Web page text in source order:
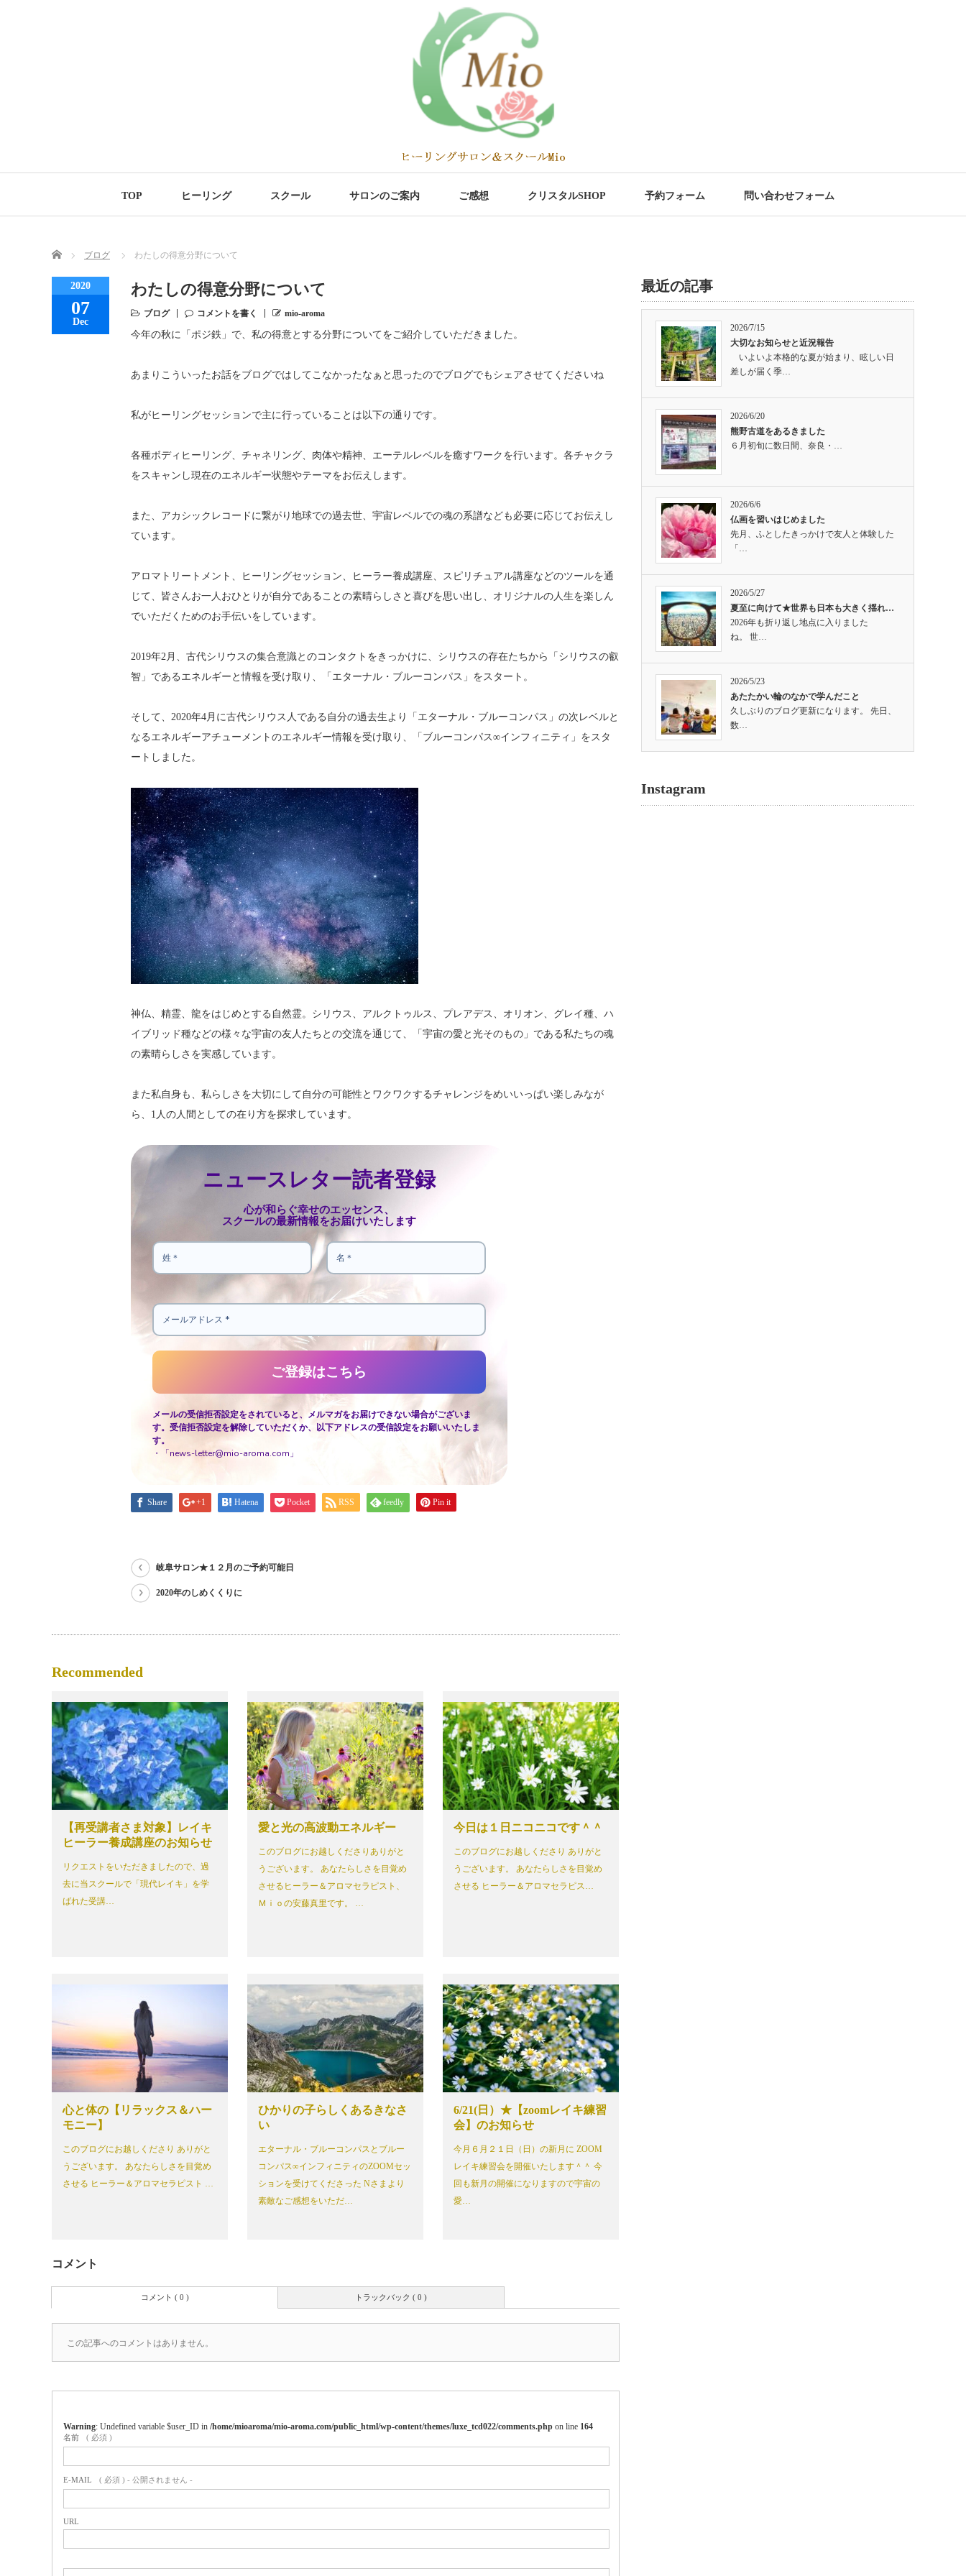
TOP ヒーリング スクール サロンのご案内 ご感想 クリスタルSHOP 予約フォーム 問い合わせフォーム
Home ブログ わたしの得意分野について
2020
07
Dec
わたしの得意分野について
ブログ コメントを書く mio-aroma
今年の秋に「ポジ鉄」で、私の得意とする分野についてをご紹介していただきました。
あまりこういったお話をブログではしてこなかったなぁと思ったのでブログでもシェアさせてくださいね
私がヒーリングセッションで主に行っていることは以下の通りです。
各種ボディヒーリング、チャネリング、肉体や精神、 エーテルレベルを癒すワークを行います。各チャクラ
をスキャンし現在のエネルギー状態やテーマをお伝えし ます。
また、アカシックレコードに繋がり地球での過去世、 宇宙レベルでの魂の系譜なども必要に応じてお伝えし
ています。
アロマトリートメント、ヒーリングセッション、
ヒーラー養成講座、スピリチュアル講座などのツールを通
じて、皆さんお一人おひとりが自分であることの素晴らしさと喜びを思い出し、オリジナルの人生を楽しん
でいただくためのお手伝いをしています。
2019年2月、 古代シリウスの集合意識とのコンタクトをきっかけに、 シリウスの存在たちから「シリウスの叡
智」であるエネルギーと情報を受け取り、「 エターナル・ブルーコンパス」をスタート。
そして、 2020年4月に古代シリウス人である自分の過去生より「 エターナル・ブルーコンパス」の次レベルと
なるエネルギーアチューメントのエネルギー情報を受け取り、「ブルーコンパス∞インフィニティ」をスタ
ートしました。
神仏、精霊、龍をはじめとする自然霊。シリウス、 アルクトゥルス、プレアデス、オリオン、グレイ種、ハ
イブリッド種などの様々な宇宙の友人たちとの交流を通じて、「宇宙の愛と光そのもの」 である私たちの魂
の素晴らしさを実感しています。
また私自身も、 私らしさを大切にして自分の可能性とワクワクするチャレンジをめいいっぱい楽しみなが
ら、 1人の人間としての在り方を探求しています。
ニュースレター読者登録
心が和らぐ幸せのエッセンス、
スクールの最新情報をお届けいたします
メールの受信拒否設定をされていると、メルマガをお届けできない場合がございま
す。受信拒否設定を解除していただくか、以下アドレスの受信設定をお願いいたしま
す。
・「news-letter@mio-aroma.com」
Share +1 Hatena Pocket RSS feedly Pin it
岐阜サロン★１２月のご予約可能日
2020年のしめくくりに
Recommended
【再受講者さま対象】レイキ
ヒーラー養成講座のお知らせ
リクエストをいただきましたので、過
去に当スクールで「現代レイキ」を学
ばれた受講…
愛と光の高波動エネルギー
このブログにお越しくださりありがと
うございます。 あなたらしさを目覚め
させるヒーラー＆アロマセラピスト、
Ｍｉｏの安藤真里です。 …
今日は１日ニコニコです＾＾
このブログにお越しくださり ありがと
うございます。 あなたらしさを目覚め
させる ヒーラー＆アロマセラピス…
心と体の【リラックス＆ハー
モニー】
このブログにお越しくださり ありがと
うございます。 あなたらしさを目覚め
させる ヒーラー＆アロマセラピスト …
ひかりの子らしくあるきなさ
い
エターナル・ブルーコンパスとブルー
コンパス∞インフィニティのZOOMセッ
ションを受けてくださった Nさまより
素敵なご感想をいただ…
6/21(日）★【zoomレイキ練習
会】のお知らせ
今月６月２１日（日）の新月に ZOOM
レイキ練習会を開催いたします＾＾ 今
回も新月の開催になりますので宇宙の
愛…
コメント
トラックバック ( 0 )
コメント ( 0 )
この記事へのコメントはありません。
Warning : Undefined variable $user_ID in /home/mioaroma/mio-aroma.com/public_html/wp-content/themes/luxe_tcd022/comments.php on line 164
名前 ( 必須 )
E-MAIL ( 必須 ) - 公開されません -
URL
最近の記事
2026/7/15
大切なお知らせと近況報告
いよいよ本格的な夏が始まり、眩しい日
差しが届く季…
2026/6/20
熊野古道をあるきました
６月初旬に数日間、奈良・…
2026/6/6
仏画を習いはじめました
先月、ふとしたきっかけで友人と体験した
「…
2026/5/27
夏至に向けて★世界も日本も大きく揺れ…
2026年も折り返し地点に入りました
ね。 世…
2026/5/23
あたたかい輪のなかで学んだこと
久しぶりのブログ更新になります。 先日、
数…
Instagram